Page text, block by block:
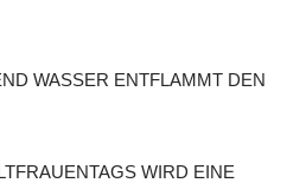
WASSER ENTFLAMMT DEN
WIRD EINE